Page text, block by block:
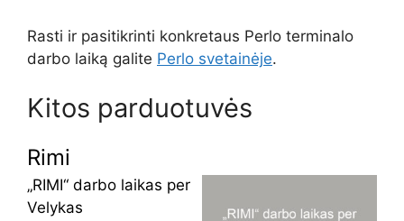
Rasti ir pasitikrinti konkretaus Perlo terminalo
darbo laiką galite Perlo svetainėje.
Kitos parduotuvės
Rimi
„RIMI“ darbo laikas per
Velykas